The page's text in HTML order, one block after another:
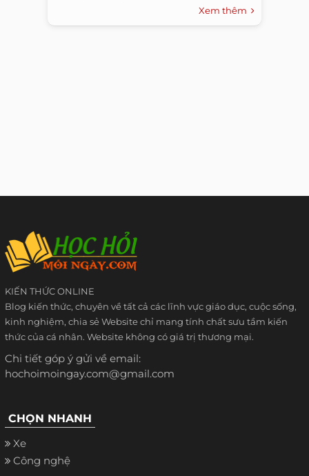
Xem thêm
KIẾN THỨC ONLINE
Blog kiến thức, chuyên về tất cả các lĩnh vực giáo dục, cuộc sống,
kinh nghiệm, chia sẻ Website chỉ mang tính chất sưu tầm kiến
thức của cá nhân. Website không có giá trị thương mại.
Chi tiết góp ý gửi về email:
hochoimoingay.com@gmail.com
CHỌN NHANH
Xe
Công nghệ